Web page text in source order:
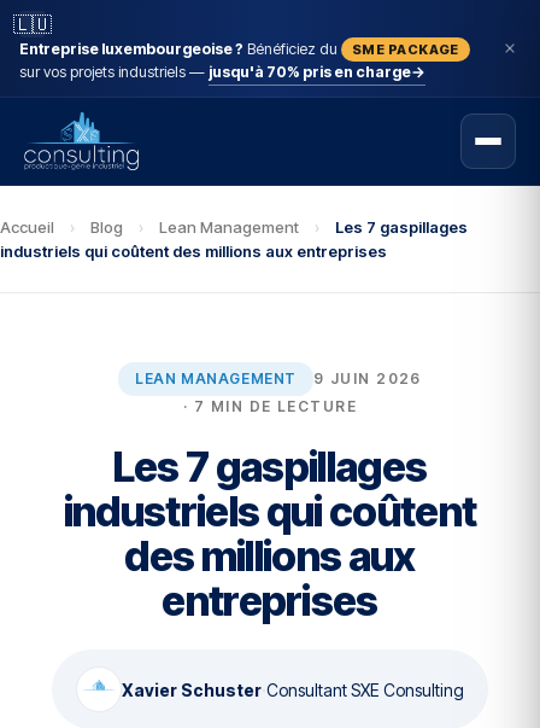
🇱🇺
Entreprise luxembourgeoise ? Bénéficiez du SME PACKAGE
sur vos projets industriels — jusqu'à 70% pris en charge→
Accueil › Blog › Lean Management ›
Les 7 gaspillages
industriels qui coûtent des millions aux entreprises
LEAN MANAGEMENT
9 JUIN 2026
· 7 MIN DE LECTURE
Les 7 gaspillages
industriels qui coûtent
des millions aux
entreprises
Xavier Schuster Consultant SXE Consulting